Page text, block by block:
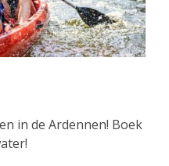
in de Ardennen! Boek